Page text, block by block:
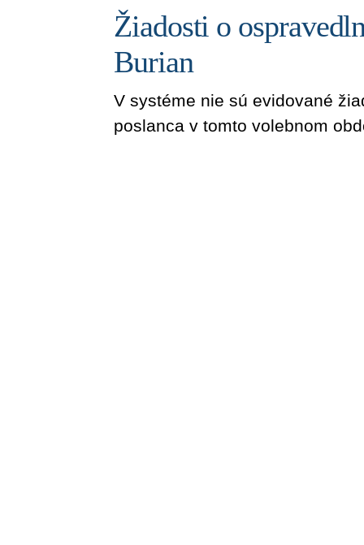
Žiadosti o
Burian
V systéme nie sú evidované
poslanca v tomto volebnom